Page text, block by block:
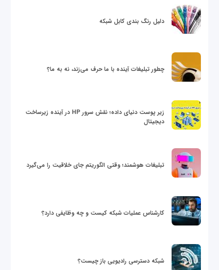
دلیل رنگ بندی کابل شبکه
چطور تبلیغات آینده با ما حرف می‌زند، نه به ما؟
زیر پوست دنیای داده؛ نقش سرور HP در آینده زیرساخت
دیجیتال
تبلیغات هوشمند؛ وقتی الگوریتم جای خلاقیت را می‌گیرد
کارشناس عملیات شبکه کیست و چه وظایفی دارد؟
شبکه دسترسی رادیویی باز چیست؟